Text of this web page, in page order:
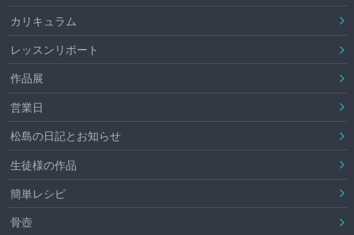
カリキュラム
レッスンリポート
作品展
営業日
松島の日記とお知らせ
生徒様の作品
簡単レシピ
骨壺